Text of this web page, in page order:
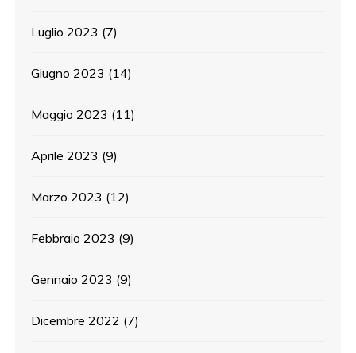
Luglio 2023 (7)
Giugno 2023 (14)
Maggio 2023 (11)
Aprile 2023 (9)
Marzo 2023 (12)
Febbraio 2023 (9)
Gennaio 2023 (9)
Dicembre 2022 (7)